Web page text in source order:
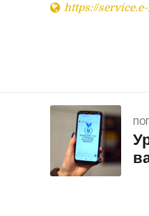
https://